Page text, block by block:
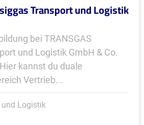
Transport und Logistik
bei TRANSGAS
und Logistik GmbH & Co.
kannst du duale
Vertrieb...
und Logistik